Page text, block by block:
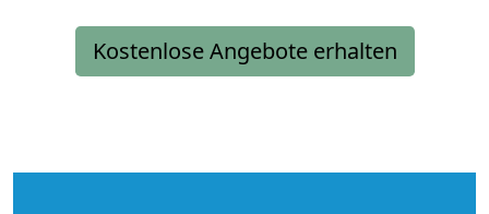
Kostenlose Angebote erhalten